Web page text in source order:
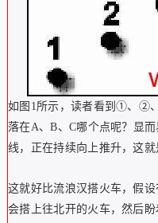
如图1所示，读者看到①、②
落在A、B、C哪个点呢？
线，正在持续向上推升，这就
这就好比流浪汉搭火车，假
会搭上往北开的火车，然后